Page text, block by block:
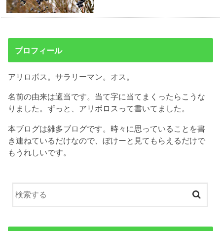
プロフィール
アリロボス。サラリーマン。オス。
名前の由来は適当です。当て字に当てまくったらこうな
りました。ずっと、アリボロスって書いてました。
本ブログは雑多ブログです。時々に思っていることを書
き連ねているだけなので、ぼけーと見てもらえるだけで
もうれしいです。